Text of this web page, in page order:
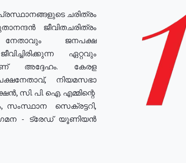
ചരിത്രം
ജീവിതചരിത്രം
ജനപക്ഷ
ഏറ്റവും
അദ്ദേഹം. കേരള
നിയമസഭാ
സി. പി. ഐ. എമ്മിന്റെ
സെക്രട്ടറി,
- ട്രേഡ് യൂണിയൻ